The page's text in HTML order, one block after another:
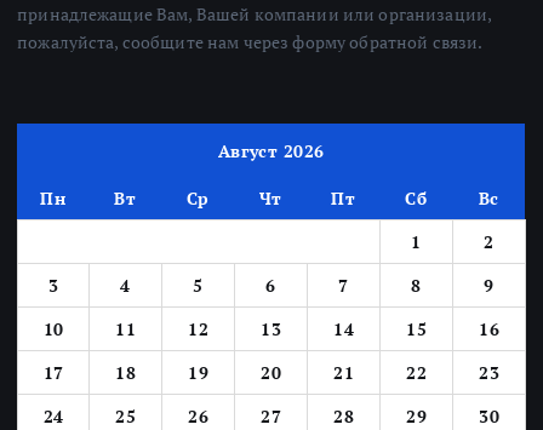
принадлежащие Вам, Вашей компании или организации,
пожалуйста, сообщите нам через форму обратной связи.
Август 2026
Пн Вт Ср Чт Пт Сб
Вс
1
2
3
4 5 6 7 8
9
10
11 12 13 14 15
16
17
18 19 20 21 22
23
24
25 26 27 28 29
30